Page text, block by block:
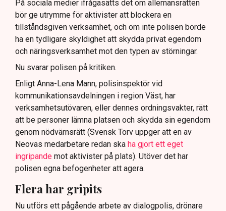
På sociala medier ifrågasätts det om allemansrätten
bör ge utrymme för aktivister att blockera en
tillståndsgiven verksamhet, och om inte polisen borde
ha en tydligare skyldighet att skydda privat egendom
och näringsverksamhet mot den typen av störningar.
Nu svarar polisen på kritiken.
Enligt Anna-Lena Mann, polisinspektör vid
kommunikationsavdelningen i region Väst, har
verksamhetsutövaren, eller dennes ordningsvakter, rätt
att be personer lämna platsen och skydda sin egendom
genom nödvärnsrätt (Svensk Torv uppger att en av
Neovas medarbetare redan ska ha gjort ett eget
ingripande mot aktivister på plats). Utöver det har
polisen egna befogenheter att agera.
Flera har gripits
Nu utförs ett pågående arbete av dialogpolis, drönare